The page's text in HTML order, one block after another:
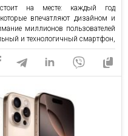
на месте: каждый год
впечатляют дизайном и
миллионов пользователей
и технологичный смартфон,
линейки Samsung. Если вы
и развлечений, стоит